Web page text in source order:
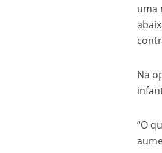
uma
Na
“O